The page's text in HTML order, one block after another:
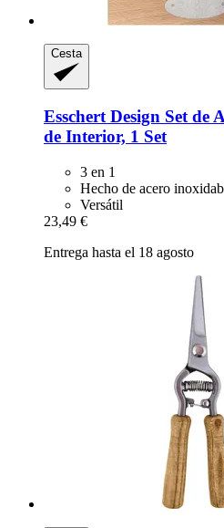
Cesta
Esschert Design Set de
de Interior, 1 Set
3 en 1
Hecho de acero
Versátil
23,49 €
Entrega hasta el 18 agosto